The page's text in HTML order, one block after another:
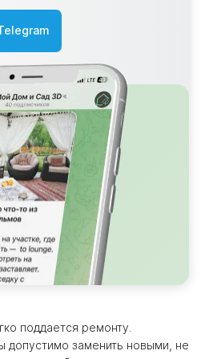
поддается ремонту.
заменить новыми, не